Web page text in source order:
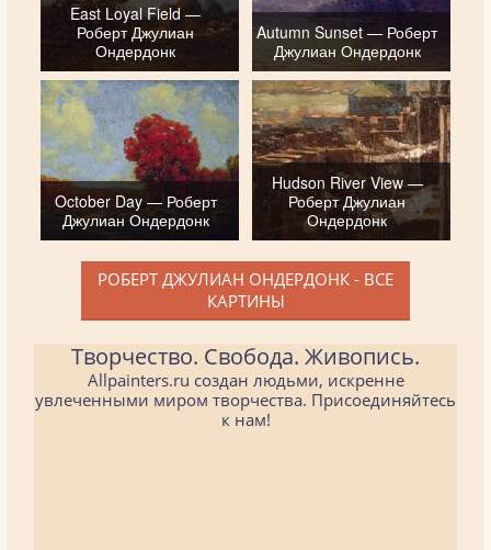
East Loyal Field —
Роберт Джулиан
Ондердонк
Autumn Sunset — Роберт
Джулиан Ондердонк
October Day — Роберт
Джулиан Ондердонк
Hudson River View —
Роберт Джулиан
Ондердонк
РОБЕРТ ДЖУЛИАН ОНДЕРДОНК - ВСЕ
КАРТИНЫ
Творчество. Свобода. Живопись.
Allpainters.ru создан людьми, искренне
увлеченными миром творчества. Присоединяйтесь
к нам!